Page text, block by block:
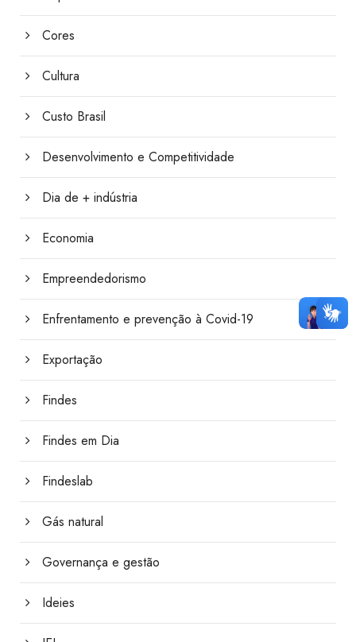
Cores
Cultura
Custo Brasil
Desenvolvimento e Competitividade
Dia de + indústria
Economia
Empreendedorismo
Enfrentamento e prevenção à Covid-19
Exportação
Findes
Findes em Dia
Findeslab
Gás natural
Governança e gestão
Ideies